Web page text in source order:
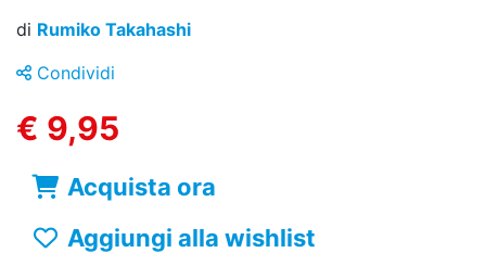
di Rumiko Takahashi
Condividi
€ 9,95
Acquista ora
Aggiungi alla wishlist